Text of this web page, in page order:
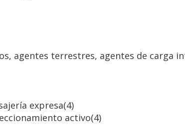
agentes terrestres, agentes de carga
expresa(4)
activo(4)